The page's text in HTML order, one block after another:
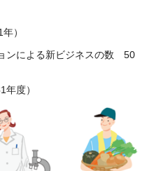
）
ンによる新ビジネスの数 50
年度）